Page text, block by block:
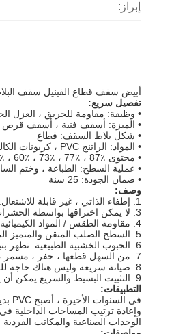
إبراز:
أبيض سقف قطاع الفينيل سقف البلاط
تفصيل سريع:
• وظيفة: مقاومة للحريق ، العزل
• الميزة: أسقف فنية ، أسقف قرص
• شكل بلاط السقف: قطاع
• المواد: الراتنج PVC ، كربونات الكالسيوم
• محتوى PVC: 50٪ ، 60٪ ، 73٪ ، 77٪ ، 87٪
• عملية السطح: الطباعة ، وختم
• ضمان الجودة: 25 سنة
وصف:
1. إطفاء الذاتي ، غير قابلة للاشتعال.
3. لا يمكن اختراقها بواسطة الحشرات أو النمل الأبيض ، ولن تتعفن أو تصدأ.
4. مقاومة الطقس / المواد الكيميائية الخاصة ؛
5. السطح الصلب المتقن والمتميز المتأثر هو بدون أي تقشير.
6. الحبوب الخشبية الطبيعية: تظهر بنية الخشب الأصيلة والحس الفني.
7. من السهل قطعها ، حفر ، مسمر ، المنشار ، وينصب.
8. صيانة سريعة وليس هناك حاجة للرسم.
9. التثبيت البسيط والسريع يمكن أن يوفر الكثير من الوقت وتكلفة القوى العاملة.
التطبيقات:
في السنوات الأخيرة ، أصبح PVC بديلا مفيدا من المواد التقليدية للتزيين
وإعادة ترتيب المساحات الداخلية
الوحدات الصناعية والمكاتب